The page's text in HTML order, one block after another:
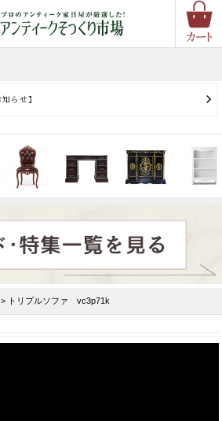
> トリプルソファ vc3p71k